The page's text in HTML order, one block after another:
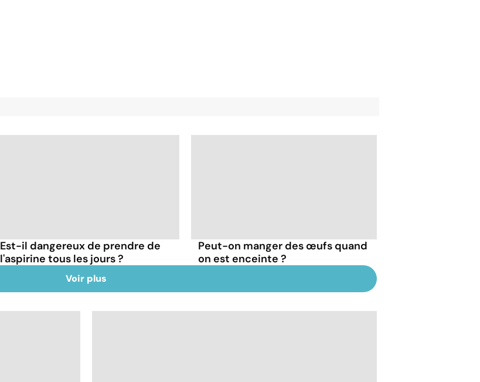
Est-il dangereux de prendre de
l'aspirine tous les jours ?
Peut-on manger des œufs quand
on est enceinte ?
Voir plus